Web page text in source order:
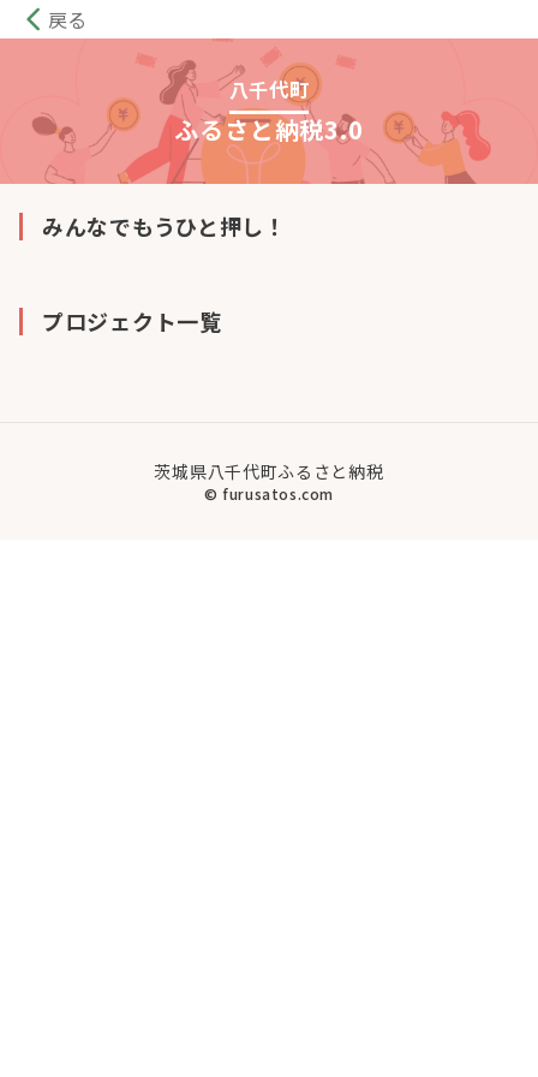
arrow_back_ios 戻る
八千代町
ふるさと納税3.0
みんなでもうひと押し！
プロジェクト一覧
茨城県八千代町ふるさと納税
© furusatos.com